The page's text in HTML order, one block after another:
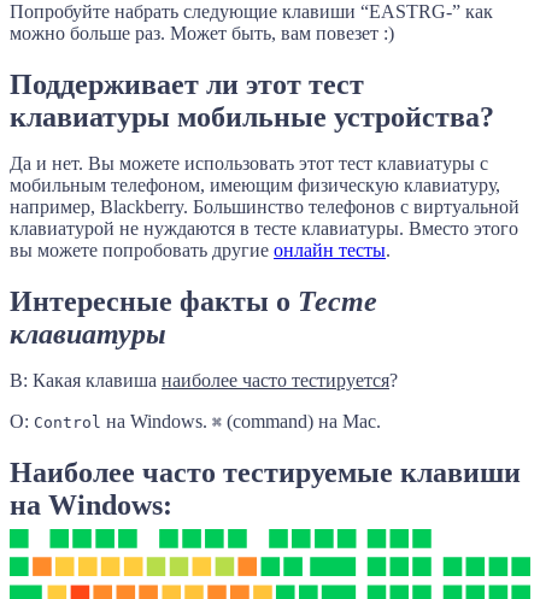
Попробуйте набрать следующие клавиши “EASTRG-” как
можно больше раз. Может быть, вам повезет :)
Поддерживает ли этот тест
клавиатуры мобильные устройства?
Да и нет. Вы можете использовать этот тест клавиатуры с
мобильным телефоном, имеющим физическую клавиатуру,
например, Blackberry. Большинство телефонов с виртуальной
клавиатурой не нуждаются в тесте клавиатуры. Вместо этого
вы можете попробовать другие онлайн тесты.
Интересные факты о Тесте
клавиатуры
В: Какая клавиша наиболее часто тестируется?
О: Control на Windows. ⌘ (command) на Mac.
Наиболее часто тестируемые клавиши
на Windows: